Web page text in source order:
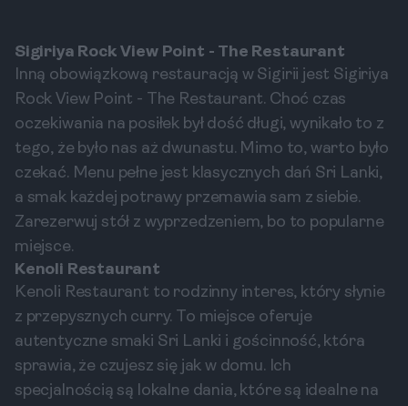
Sigiriya Rock View Point - The Restaurant
Inną obowiązkową restauracją w Sigirii jest Sigiriya
Rock View Point - The Restaurant. Choć czas
oczekiwania na posiłek był dość długi, wynikało to z
tego, że było nas aż dwunastu. Mimo to, warto było
czekać. Menu pełne jest klasycznych dań Sri Lanki,
a smak każdej potrawy przemawia sam z siebie.
Zarezerwuj stół z wyprzedzeniem, bo to popularne
miejsce.
Kenoli Restaurant
Kenoli Restaurant to rodzinny interes, który słynie
z przepysznych curry. To miejsce oferuje
autentyczne smaki Sri Lanki i gościnność, która
sprawia, że czujesz się jak w domu. Ich
specjalnością są lokalne dania, które są idealne na